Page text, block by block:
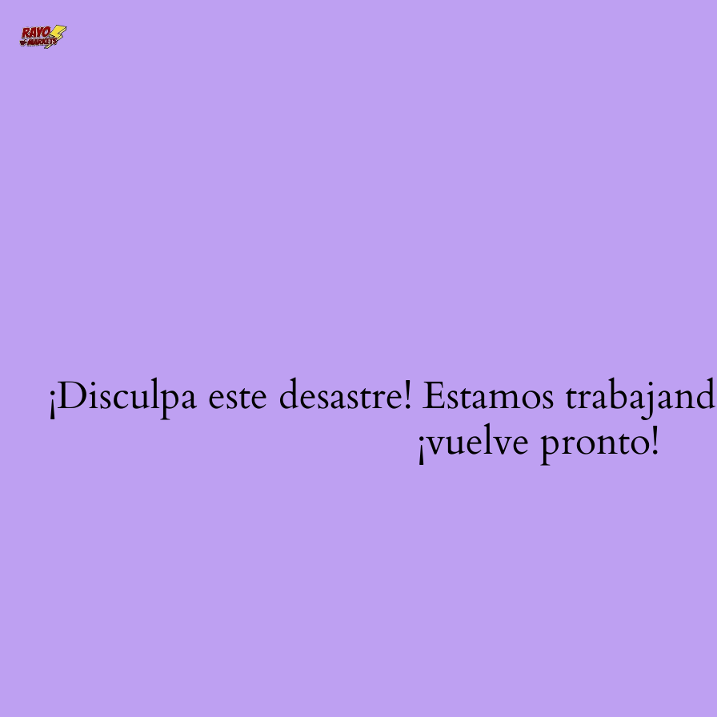
¡Disculpa este desastre! Estamos
¡vuelve pronto!